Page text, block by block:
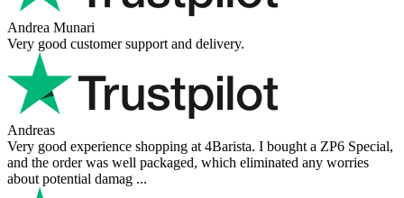
Andrea Munari
Very good customer support and delivery.
Andreas
Very good experience shopping at 4Barista. I bought a ZP6 Special,
and the order was well packaged, which eliminated any worries
about potential damag ...